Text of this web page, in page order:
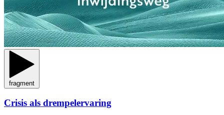
fragment
Crisis als drempelervaring